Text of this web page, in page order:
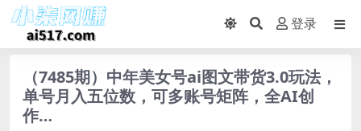
登录
（7485期）中年美女号ai图文带货3.0玩法，
单号月入五位数，可多账号矩阵，全AI创
作…